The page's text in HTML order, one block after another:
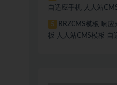
自适应手机 人人站
5
RRZCMS模板 响
板 人人站CMS模板 自